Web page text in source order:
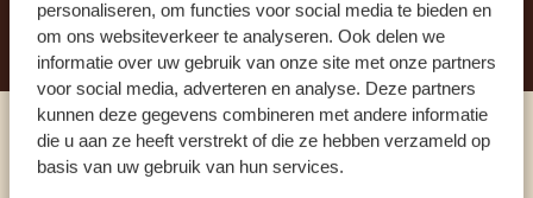
personaliseren, om functies voor social media te bieden en
om ons websiteverkeer te analyseren. Ook delen we
informatie over uw gebruik van onze site met onze partners
voor social media, adverteren en analyse. Deze partners
kunnen deze gegevens combineren met andere informatie
die u aan ze heeft verstrekt of die ze hebben verzameld op
basis van uw gebruik van hun services.
Praat met een expert